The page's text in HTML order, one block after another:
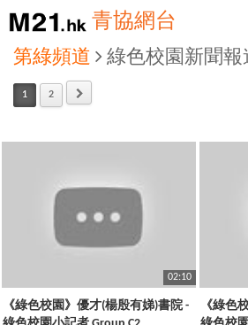
青協網台
第綠頻道 綠色校園新聞報
1 2
02:10
《綠色校園》優才(楊殷有娣)書院 -
《綠色